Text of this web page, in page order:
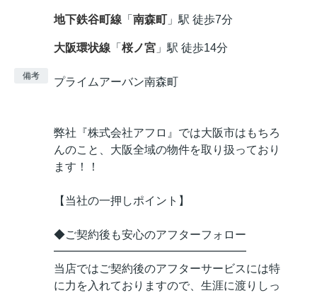
地下鉄谷町線 「 南森町 」駅 徒歩7分
大阪環状線 「 桜ノ宮 」駅 徒歩14分
備考 プライムアーバン南森町
弊社『株式会社アフロ』では大阪市はもちろ
んのこと、大阪全域の物件を取り扱っており
ます！！
【当社の一押しポイント】
◆ご契約後も安心のアフターフォロー
━━━━━━━━━━━━━━━━━
当店ではご契約後のアフターサービスには特
に力を入れておりますので、生涯に渡りしっ